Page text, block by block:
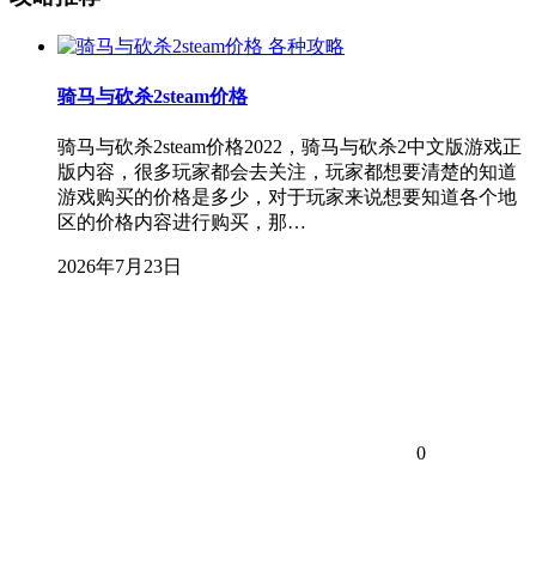
各种攻略
骑马与砍杀2steam价格
骑马与砍杀2steam价格2022，骑马与砍杀2中文版游戏正
版内容，很多玩家都会去关注，玩家都想要清楚的知道
游戏购买的价格是多少，对于玩家来说想要知道各个地
区的价格内容进行购买，那…
2026年7月23日
0